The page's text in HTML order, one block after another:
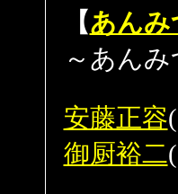
【あんみ
～あん
安藤正容
御厨裕二